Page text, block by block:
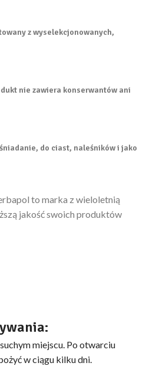
z wyselekcjonowanych,
nie zawiera konserwantów ani
do ciast, naleśników i jako
to marka z wieloletnią
jakość swoich produktów
miejscu. Po otwarciu
w ciągu kilku dni.